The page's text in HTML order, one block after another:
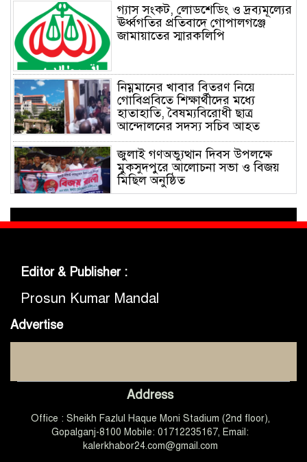
গ্যাস সংকট, লোডশেডিং ও দ্রব্যমূল্যের
ঊর্ধ্বগতির প্রতিবাদে গোপালগঞ্জে
জামায়াতের স্মারকলিপি
নিম্নমানের খাবার বিতরণ নিয়ে
গোবিপ্রবিতে শিক্ষার্থীদের মধ্যে
হাতাহাতি, বৈষম্যবিরোধী ছাত্র
আন্দোলনের সদস্য সচিব আহত
জুলাই গণঅভ্যুত্থান দিবস উপলক্ষে
মুকসুদপুরে আলোচনা সভা ও বিজয়
মিছিল অনুষ্ঠিত
গোবিপ্রবিতে জুলাই গণঅভ্যুত্থান দিবস
উদযাপন
মুকসুদপুরে প্রায় দুই লাখ টাকার
নিষিদ্ধ চায়না দুয়ারী জাল জব্দ, আগুনে
ধ্বংস
মুকসুদপুরে ‘রক্তাক্ত জুলাই’ শীর্ষক
গণতান্ত্রিক ও আধুনিক বাংলাদেশ
গড়তে সবাইকে কাজ করতে হবে
-এমপি ডা. কে এম বাবর
Editor & Publisher :
Prosun Kumar Mandal
Advertise
Address
Office : Sheikh Fazlul Haque Moni Stadium (2nd floor),
Gopalganj-8100 Mobile: 01712235167, Email:
kalerkhabor24.com@gmail.com